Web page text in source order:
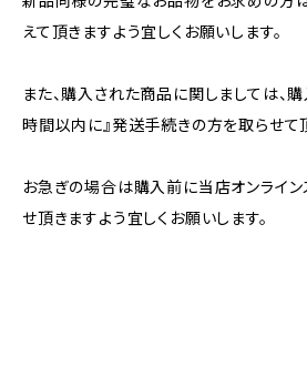
えて頂きますよう宜しくお願いします。
また、購入された商品に関しましては、
時間以内に』発送手続きの方を取らせて
お急ぎの場合は購入前に当店オンライ
せ頂きますよう宜しくお願いします。